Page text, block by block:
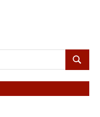
ПОИСК